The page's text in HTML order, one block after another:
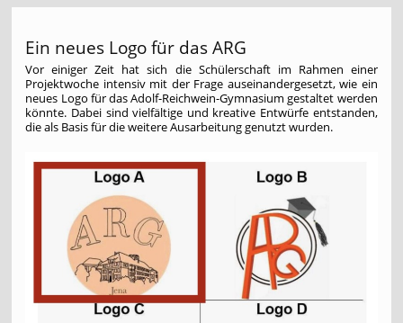
Ein neues Logo für das ARG
Vor einiger Zeit hat sich die Schülerschaft im Rahmen einer
Projektwoche intensiv mit der Frage auseinandergesetzt, wie ein
neues Logo für das Adolf-Reichwein-Gymnasium gestaltet werden
könnte. Dabei sind vielfältige und kreative Entwürfe entstanden,
die als Basis für die weitere Ausarbeitung genutzt wurden.